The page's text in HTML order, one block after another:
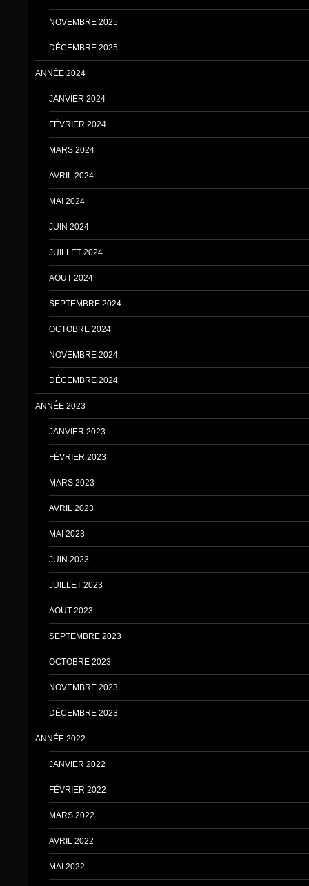
NOVEMBRE 2025
DÉCEMBRE 2025
ANNÉE 2024
JANVIER 2024
FÉVRIER 2024
MARS 2024
AVRIL 2024
MAI 2024
JUIN 2024
JUILLET 2024
AOUT 2024
SEPTEMBRE 2024
OCTOBRE 2024
NOVEMBRE 2024
DÉCEMBRE 2024
ANNÉE 2023
JANVIER 2023
FÉVRIER 2023
MARS 2023
AVRIL 2023
MAI 2023
JUIN 2023
JUILLET 2023
AOUT 2023
SEPTEMBRE 2023
OCTOBRE 2023
NOVEMBRE 2023
DÉCEMBRE 2023
ANNÉE 2022
JANVIER 2022
FÉVRIER 2022
MARS 2022
AVRIL 2022
MAI 2022